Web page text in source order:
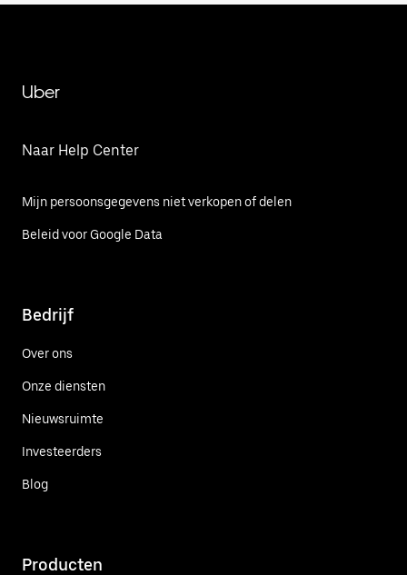
Uber
Naar Help Center
Mijn persoonsgegevens niet verkopen of delen
Beleid voor Google Data
Bedrijf
Over ons
Onze diensten
Nieuwsruimte
Investeerders
Blog
Producten